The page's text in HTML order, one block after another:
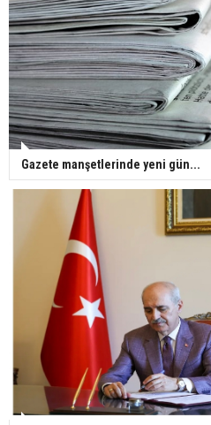
Gazete manşetlerinde yeni gün...